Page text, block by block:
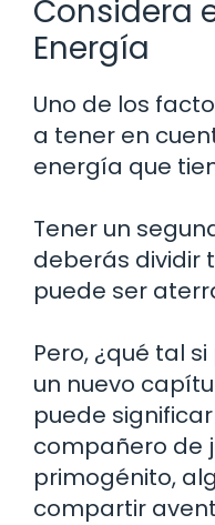
Considera
Energía
Uno de los
a tener en
energía que
Tener un
deberás dividir
puede ser
Pero, ¿qué tal
un nuevo
puede
compañero de
primogénito,
compartir